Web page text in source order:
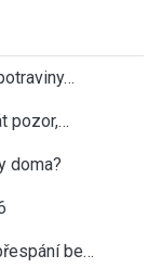
pozor,…
doma?
be…